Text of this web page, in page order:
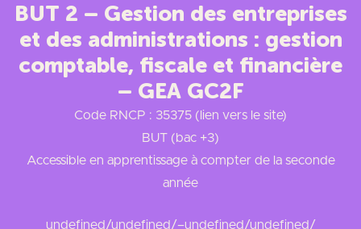
BUT 2 – Gestion des entreprises
et des administrations : gestion
comptable, fiscale et financière
– GEA GC2F
Code RNCP : 35375 (lien vers le site)
BUT (bac +3)
Accessible en apprentissage à compter de la seconde
année
undefined/undefined/–undefined/undefined/